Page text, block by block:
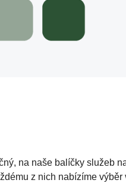
na naše balíčky služeb
z nich nabízíme výběr